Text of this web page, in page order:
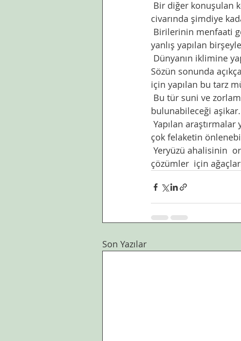
civarında şimdiye
yanlış yapılan
Sözün sonunda
için yapılan bu tarz
bulunabileceği aşikar.
çok felaketin
çözümler  için
Son Yazılar